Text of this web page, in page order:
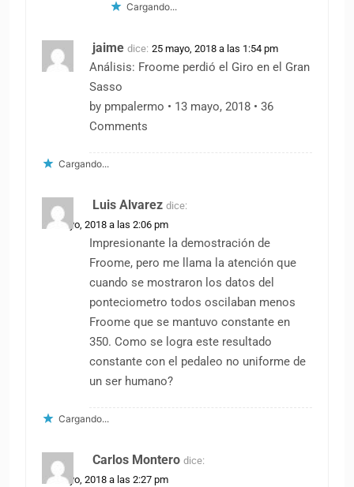
Cargando...
jaime dice: 25 mayo, 2018 a las 1:54 pm
Análisis: Froome perdió el Giro en el Gran
Sasso
by pmpalermo • 13 mayo, 2018 • 36
Comments
Cargando...
Luis Alvarez dice:
25 mayo, 2018 a las 2:06 pm
Impresionante la demostración de
Froome, pero me llama la atención que
cuando se mostraron los datos del
ponteciometro todos oscilaban menos
Froome que se mantuvo constante en
350. Como se logra este resultado
constante con el pedaleo no uniforme de
un ser humano?
Cargando...
Carlos Montero dice:
25 mayo, 2018 a las 2:27 pm